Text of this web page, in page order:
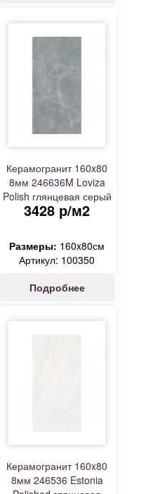
Керамогранит 160x80
8мм 246636M Loviza
Polish глянцевая серый
A-Ceramica
3428 р/м2
Размеры: 160x80см
Артикул: 100350
Подробнее
Керамогранит 160x80
8мм 246536 Estonia